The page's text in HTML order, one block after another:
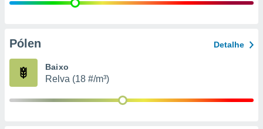
Pólen Detalhe
Baixo
Relva (18 #/m³)